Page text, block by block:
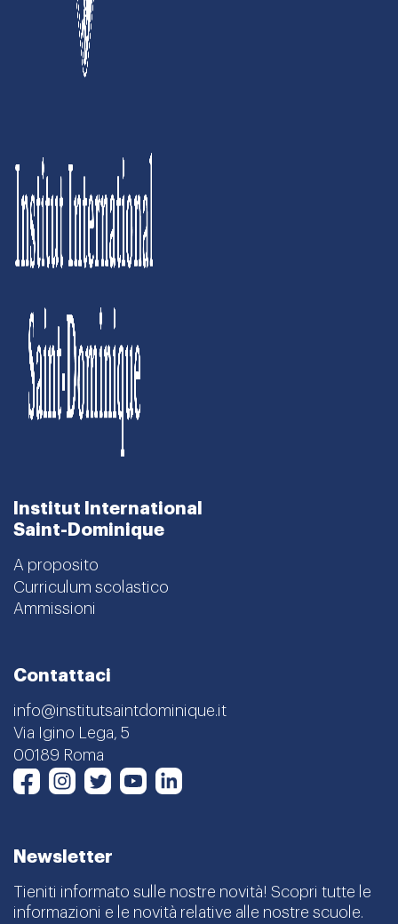
Institut International
Saint-Dominique
A proposito
Curriculum scolastico
Ammissioni
Contattaci
info@institutsaintdominique.it
Via Igino Lega, 5
00189 Roma
FacebookInstagram
TwitterYoutube
Newsletter
Tieniti informato sulle nostre novità! Scopri tutte le
informazioni e le novità relative alle nostre scuole.